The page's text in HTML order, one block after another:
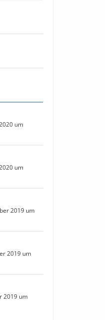
um
um
2019 um
2019 um
2019 um